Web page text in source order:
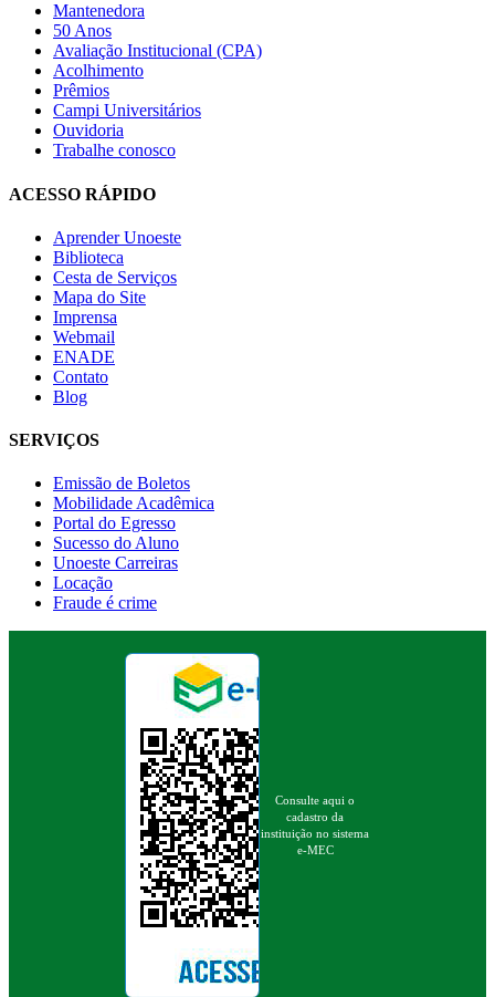
Mantenedora
50 Anos
Avaliação Institucional (CPA)
Acolhimento
Prêmios
Campi Universitários
Ouvidoria
Trabalhe conosco
ACESSO RÁPIDO
Aprender Unoeste
Biblioteca
Cesta de Serviços
Mapa do Site
Imprensa
Webmail
ENADE
Contato
Blog
SERVIÇOS
Emissão de Boletos
Mobilidade Acadêmica
Portal do Egresso
Sucesso do Aluno
Unoeste Carreiras
Locação
Fraude é crime
Consulte aqui o
cadastro da
instituição no sistema
e-MEC